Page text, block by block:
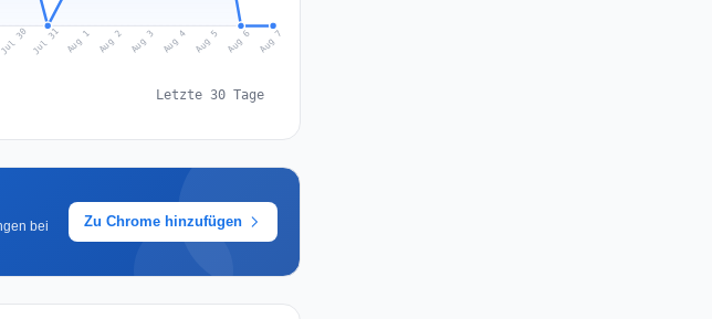
Jul 30 Jul 31 Aug 1 Aug 2 Aug 3 Aug 4 Aug 5 Aug 6 Aug 7
Letzte 30 Tage
bei
Zu Chrome hinzufügen